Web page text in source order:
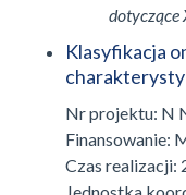
dotyczące
Klasyfikacja
Nr projektu: N
Finansowanie:
Czas realizacji: